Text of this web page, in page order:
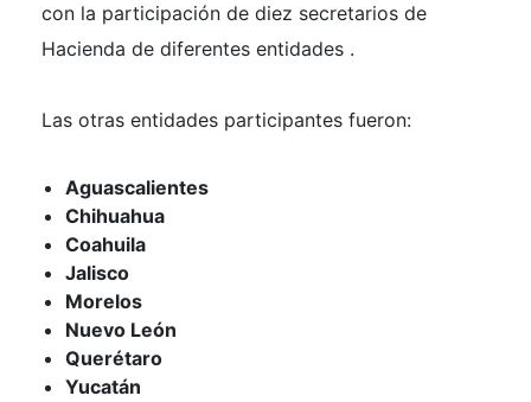
con la participación de diez secretarios de
Hacienda de diferentes entidades .
Las otras entidades participantes fueron:
Aguascalientes
Chihuahua
Coahuila
Jalisco
Morelos
Nuevo León
Querétaro
Yucatán